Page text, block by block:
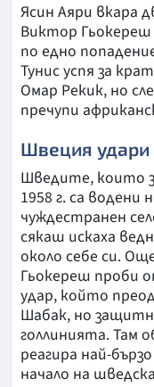
Ясин Аяри вкара
Виктор
по едно
Тунис успя за
Омар Рекик, но
пречупи
Швеция удари
Шведите, които
1958 г. са
чуждестранен
сякаш искаха
около себе си.
Гьокереш проби
удар, който
Шабак, но
голлинията. Там
реагира най-
начало на